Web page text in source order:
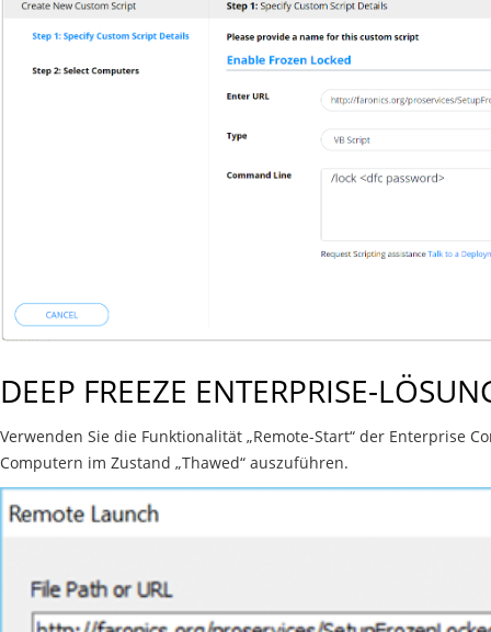
DEEP FREEZE ENTERPRISE-
Verwenden Sie die Funktionalität „Remote-Start“ der Enterprise
Computern im Zustand „Thawed“ auszuführen.